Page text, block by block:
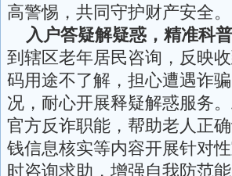
高警惕，共同守护财产安全。
入户答疑解疑惑，精准科普
到辖区老年居民咨询，反映
码用途不了解，担心遭遇诈
况，耐心开展释疑解惑服务
官方反诈职能，帮助老人正
钱信息核实等内容开展针对
时咨询求助，增强自我防范能